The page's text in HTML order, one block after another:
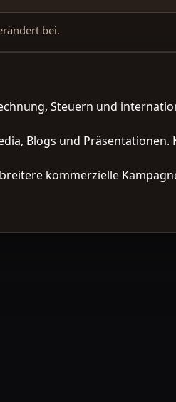
bei.
Steuern und
Blogs und Präsentationen.
kommerzielle